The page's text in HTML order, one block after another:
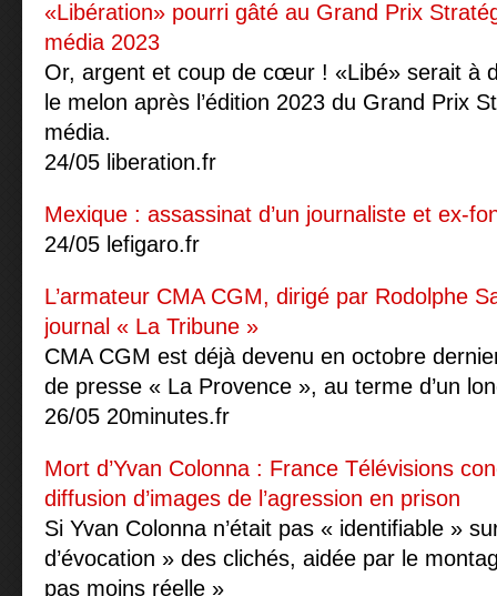
«Libération» pourri gâté au Grand Prix
média 2023
Or, argent et coup de cœur ! «Libé» serait à
le melon après l’édition 2023 du Grand Prix
média.
24/05 liberation.fr
Mexique : assassinat d’un journaliste et ex-
24/05 lefigaro.fr
L’armateur CMA CGM, dirigé par Rodolphe
journal « La Tribune »
CMA CGM est déjà devenu en octobre
de presse « La Provence », au terme d’un
26/05 20minutes.fr
Mort d’Yvan Colonna : France Télévisions
diffusion d’images de l’agression en prison
Si Yvan Colonna n’était pas « identifiable »
d’évocation » des clichés, aidée par le
pas moins réelle »